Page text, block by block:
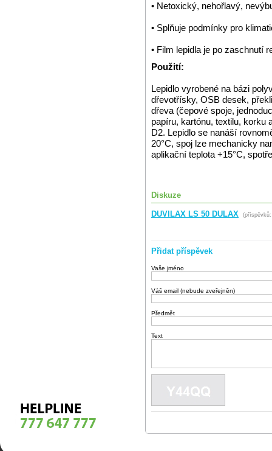
• Netoxický, nehořlavý,
• Splňuje podmínky pro
• Film lepidla je po zaschnutí
Použití:
Lepidlo vyrobené na bázi
dřevotřísky, OSB desek,
dřeva (čepové spoje,
papíru, kartónu, textilu, korku
D2. Lepidlo se nanáší
20°C, spoj lze mechanicky
aplikační teplota +15°C,
Diskuze
DUVILAX LS 50 DULAX
Přidat příspěvek
Vaše jméno
Váš email (nebude zveřejněn)
Předmět
Text